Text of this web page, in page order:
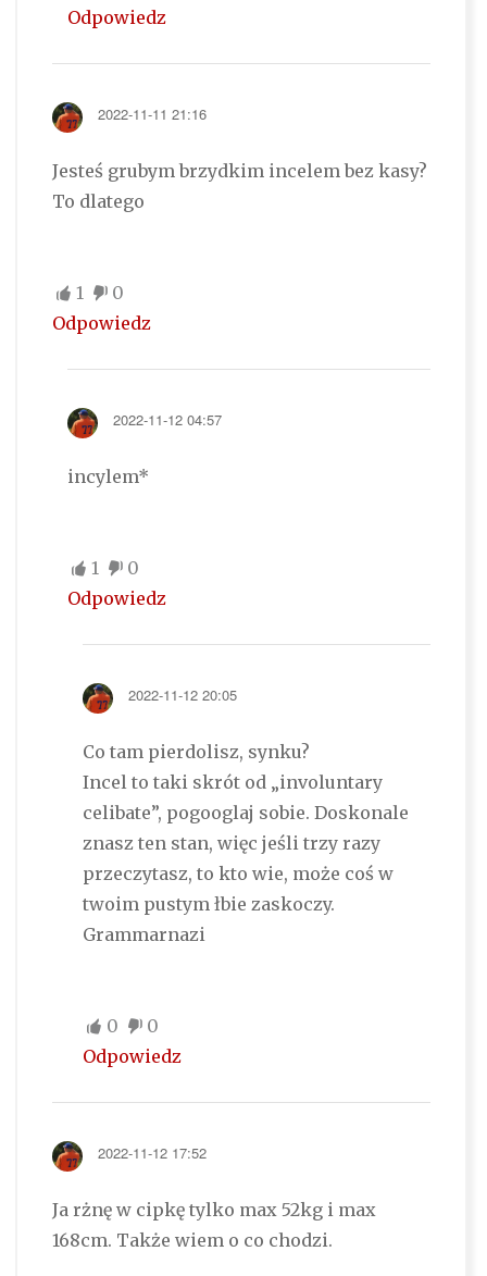
Odpowiedz
2022-11-11 21:16
Jesteś grubym brzydkim incelem bez kasy?
To dlatego
1
0
Odpowiedz
2022-11-12 04:57
incylem*
1
0
Odpowiedz
2022-11-12 20:05
Co tam pierdolisz, synku?
Incel to taki skrót od „involuntary
celibate”, pogooglaj sobie. Doskonale
znasz ten stan, więc jeśli trzy razy
przeczytasz, to kto wie, może coś w
twoim pustym łbie zaskoczy.
Grammarnazi
0
0
Odpowiedz
2022-11-12 17:52
Ja rżnę w cipkę tylko max 52kg i max
168cm. Także wiem o co chodzi.